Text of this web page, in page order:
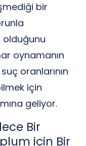
bir
olduğunu
oynamanın
oranlarının
için
geliyor.
Bir
için Bir